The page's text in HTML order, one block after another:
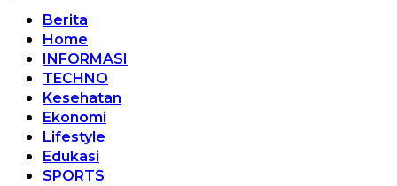
Berita
Home
INFORMASI
TECHNO
Kesehatan
Ekonomi
Lifestyle
Edukasi
SPORTS